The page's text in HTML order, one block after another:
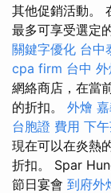
其他促銷活動。
最多可享受選定
關鍵字優化 台中
cpa firm 台中 外
網絡商店，在當
的折扣。 外燴
台胞證 費用 下
現在可以在炎熱
折扣。 Spar
節日宴會 到府外